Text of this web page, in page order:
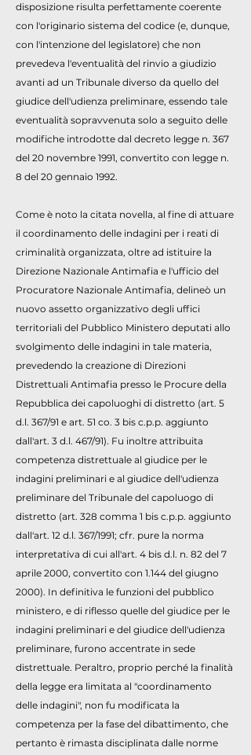
disposizione risulta perfettamente coerente
con l'originario sistema del codice (e, dunque,
con l'intenzione del legislatore) che non
prevedeva l'eventualità del rinvio a giudizio
avanti ad un Tribunale diverso da quello del
giudice dell'udienza preliminare, essendo tale
eventualità sopravvenuta solo a seguito delle
modifiche introdotte dal decreto legge n. 367
del 20 novembre 1991, convertito con legge n.
8 del 20 gennaio 1992.
Come è noto la citata novella, al fine di attuare
il coordinamento delle indagini per i reati di
criminalità organizzata, oltre ad istituire la
Direzione Nazionale Antimafia e l'ufficio del
Procuratore Nazionale Antimafia, delineò un
nuovo assetto organizzativo degli uffici
territoriali del Pubblico Ministero deputati allo
svolgimento delle indagini in tale materia,
prevedendo la creazione di Direzioni
Distrettuali Antimafia presso le Procure della
Repubblica dei capoluoghi di distretto (art. 5
d.l. 367/91 e art. 51 co. 3 bis c.p.p. aggiunto
dall'art. 3 d.l. 467/91). Fu inoltre attribuita
competenza distrettuale al giudice per le
indagini preliminari e al giudice dell'udienza
preliminare del Tribunale del capoluogo di
distretto (art. 328 comma 1 bis c.p.p. aggiunto
dall'art. 12 d.l. 367/1991; cfr. pure la norma
interpretativa di cui all'art. 4 bis d.l. n. 82 del 7
aprile 2000, convertito con 1.144 del giugno
2000). In definitiva le funzioni del pubblico
ministero, e di riflesso quelle del giudice per le
indagini preliminari e del giudice dell'udienza
preliminare, furono accentrate in sede
distrettuale. Peraltro, proprio perché la finalità
della legge era limitata al "coordinamento
delle indagini", non fu modificata la
competenza per la fase del dibattimento, che
pertanto è rimasta disciplinata dalle norme